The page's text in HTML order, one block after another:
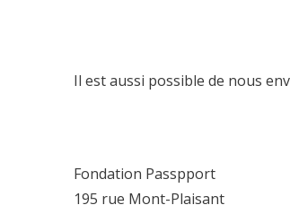
Il est aussi possible de nous
Fondation Passpport
195 rue Mont-Plaisant